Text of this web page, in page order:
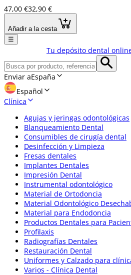
47,00 €32,90 €
Añadir a la cesta
☰
Tu depósito dental
Enviar aEspaña
Español
Clínica
Agujas y jeringas odontológicas
Blanqueamiento Dental
Consumibles de cirugía dental
Desinfección y Limpieza
Fresas dentales
Implantes Dentales
Impresión Dental
Instrumental odontológico
Material de Ortodoncia
Material Odontológico
Material para Endodoncia
Productos Dentales para
Profilaxis
Radiografías Dentales
Restauración Dental
Uniformes y Calzado para
Varios - Clínica Dental